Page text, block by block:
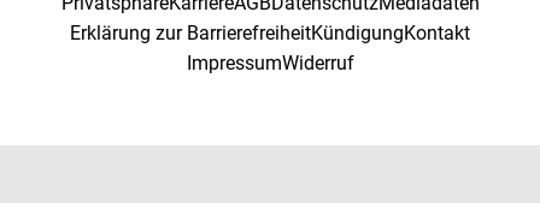
Erklärung zur BarrierefreiheitKündigungKontakt
ImpressumWiderruf